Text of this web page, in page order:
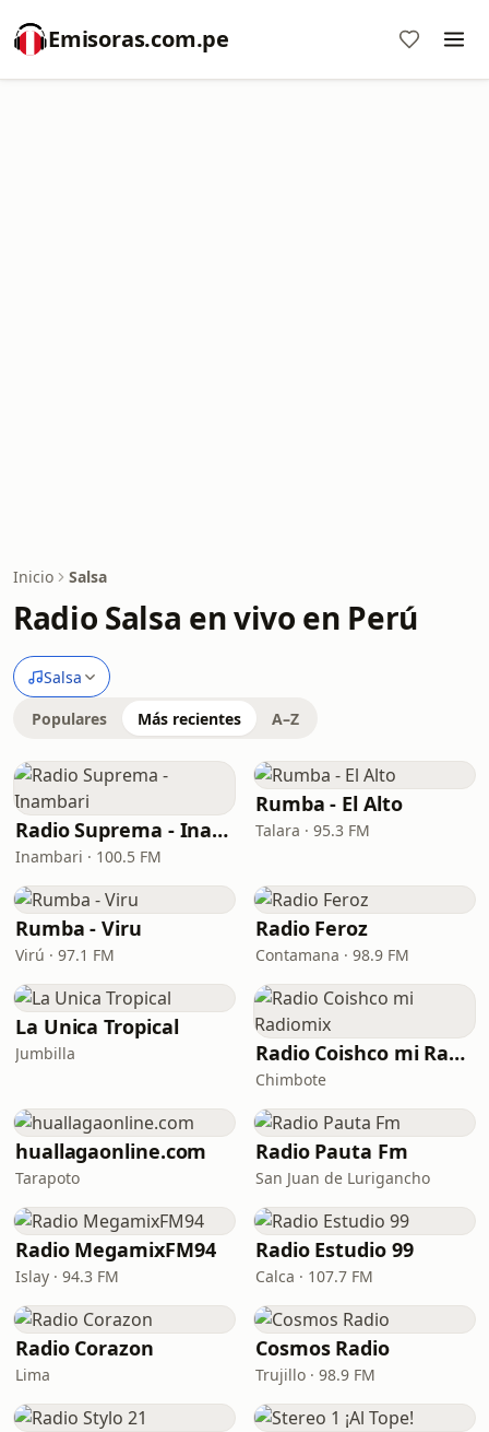
Emisoras.com.pe
Inicio Salsa
Radio Salsa en vivo en Perú
Salsa
Populares Más recientes A–Z
Radio Suprema - Inambari
Inambari · 100.5 FM
Rumba - El Alto
Talara · 95.3 FM
Rumba - Viru
Virú · 97.1 FM
Radio Feroz
Contamana · 98.9 FM
La Unica Tropical
Jumbilla Radio Coishco mi Radiomix
Chimbote
huallagaonline.com
Tarapoto
Radio Pauta Fm
San Juan de Lurigancho
Radio MegamixFM94
Islay · 94.3 FM
Radio Estudio 99
Calca · 107.7 FM
Radio Corazon
Lima
Cosmos Radio
Trujillo · 98.9 FM